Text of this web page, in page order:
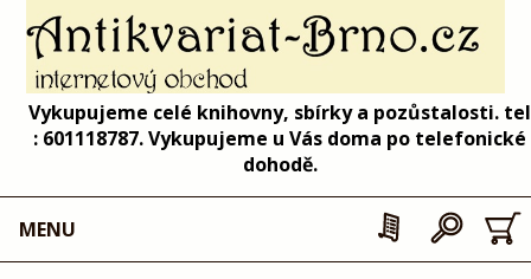
Vykupujeme celé knihovny, sbírky a pozůstalosti. tel
: 601118787. Vykupujeme u Vás doma po telefonické
dohodě.
MENU